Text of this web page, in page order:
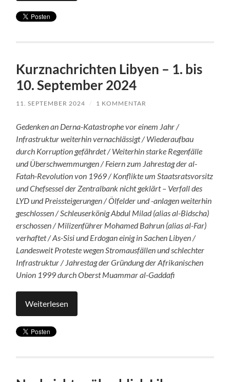
Kurznachrichten Libyen – 1. bis
10. September 2024
11. SEPTEMBER 2024 / 1 KOMMENTAR
Gedenken an Derna-Katastrophe vor einem Jahr /
Infrastruktur weiterhin vernachlässigt / Wiederaufbau
durch Korruption gefährdet / Weiterhin starke Regenfälle
und Überschwemmungen / Feiern zum Jahrestag der al-
Fatah-Revolution von 1969 / Konflikte um Staatsratsvorsitz
und Chefsessel der Zentralbank nicht geklärt – Verfall des
LYD und Preissteigerungen / Ölfelder und -anlagen weiterhin
geschlossen / SchleuserkönigAbdul Milad(alias al-Bidscha)
erschossen / Milizenführer Mohamed Bahrun (alias al-Far)
verhaftet / As-Sisi und Erdogan einig in Sachen Libyen /
Landesweit Proteste wegen Stromausfällen und schlechter
Infrastruktur / Jahrestag der Gründung der Afrikanischen
Union 1999 durch Oberst Muammar al-Gaddafi
Weiterlesen